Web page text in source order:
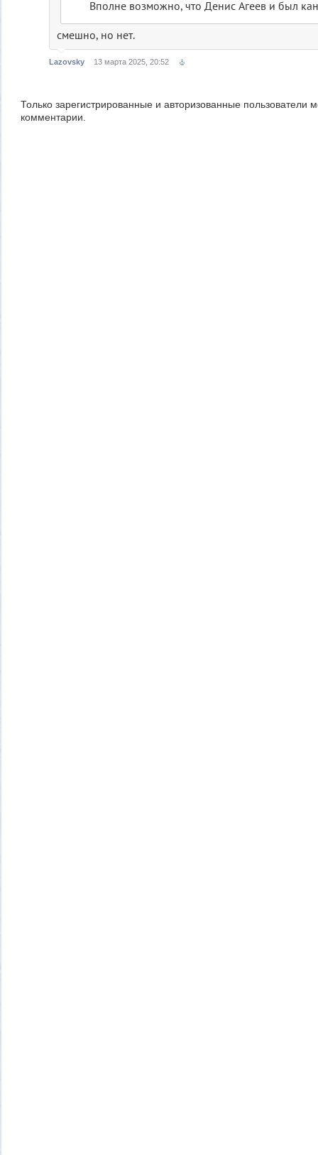
Вполне возможно, что Денис Агеев и был
смешно, но нет.
Lazovsky 13 марта 2025, 20:52
Только зарегистрированные и авторизованные пользователи
комментарии.